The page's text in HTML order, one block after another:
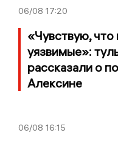
06/08 17:20
«Чувствую,
уязвимые»:
рассказали о
Алексине
06/08 16:15